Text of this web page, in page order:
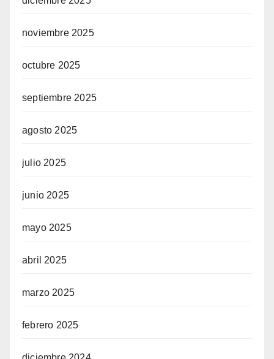
noviembre 2025
octubre 2025
septiembre 2025
agosto 2025
julio 2025
junio 2025
mayo 2025
abril 2025
marzo 2025
febrero 2025